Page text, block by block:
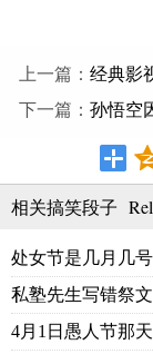
上一篇： 经典影
下一篇： 孙悟空
相关搞笑段子
处女节是几月几号
私塾先生写错祭
4月1日愚人节那